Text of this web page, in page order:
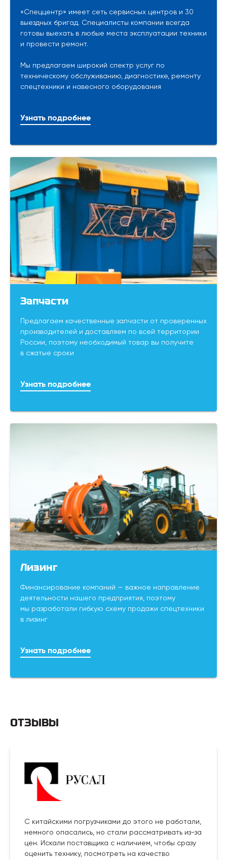
«Спеццентр» имеет сеть сервисных центров и 30
выездных бригад. Специалисты компании всегда
готовы выехать в любые места эксплуатации техники
и провести ремонт.
Мы предлагаем широкий спектр услуг по
техническому обслуживанию, диагностике, ремонту
спецтехники и навесного оборудования
Узнать подробнее
Запчасти
Предлагаем качественные запчасти от проверенных
производителей и доставляем по всей территории
России, поэтому необходимый товар вы получите
в сжатые сроки
Узнать подробнее
Лизинг
Финансирование компаний — важное направление
деятельности нашего предприятия, поэтому
мы разработали гибкую схему продажи спецтехники
в лизинг
Узнать подробнее
ОТЗЫВЫ
С китайскими погрузчиками до этого не работали,
немного опасались, но стали рассматривать из-за
цен. Искали поставщика с наличием, чтобы сразу
оценить технику, посмотреть на качество